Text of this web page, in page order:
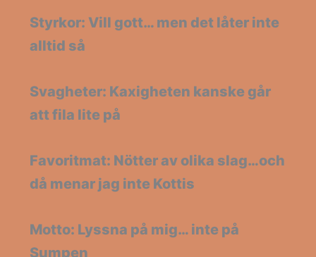
Styrkor: Vill gott… men det låter inte
alltid så
Svagheter: Kaxigheten kanske går
att fila lite på
Favoritmat: Nötter av olika slag…och
då menar jag inte Kottis
Motto: Lyssna på mig… inte på
Sumpen